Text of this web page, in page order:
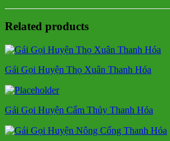
Related products
Gái Gọi Huyện Thọ Xuân Thanh Hóa
Gái Gọi Huyện Cẩm Thủy Thanh Hóa